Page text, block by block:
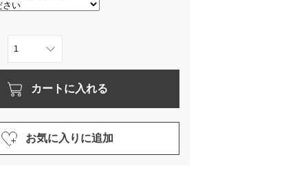
カートに入れる
お気に入りに追加